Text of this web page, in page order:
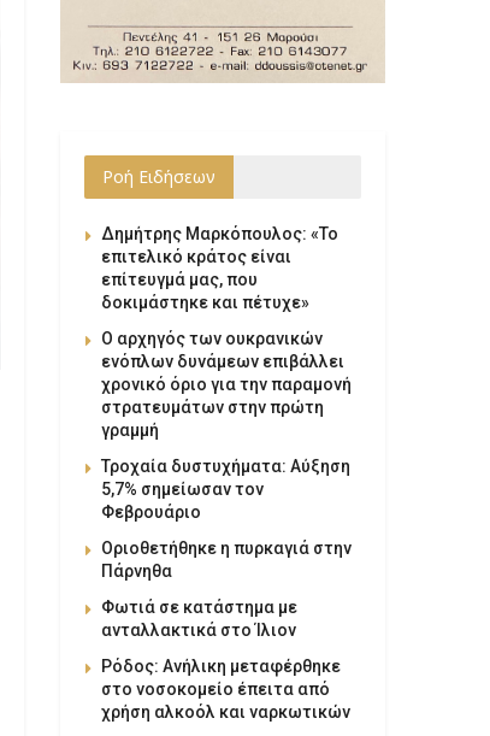
Ροή Ειδήσεων
Δημήτρης Μαρκόπουλος: «Το
επιτελικό κράτος είναι
επίτευγμά μας, που
δοκιμάστηκε και πέτυχε»
Ο αρχηγός των ουκρανικών
ενόπλων δυνάμεων επιβάλλει
χρονικό όριο για την παραμονή
στρατευμάτων στην πρώτη
γραμμή
Τροχαία δυστυχήματα: Αύξηση
5,7% σημείωσαν τον
Φεβρουάριο
Οριοθετήθηκε η πυρκαγιά στην
Πάρνηθα
Φωτιά σε κατάστημα με
ανταλλακτικά στο Ίλιον
Ρόδος: Ανήλικη μεταφέρθηκε
στο νοσοκομείο έπειτα από
χρήση αλκοόλ και ναρκωτικών